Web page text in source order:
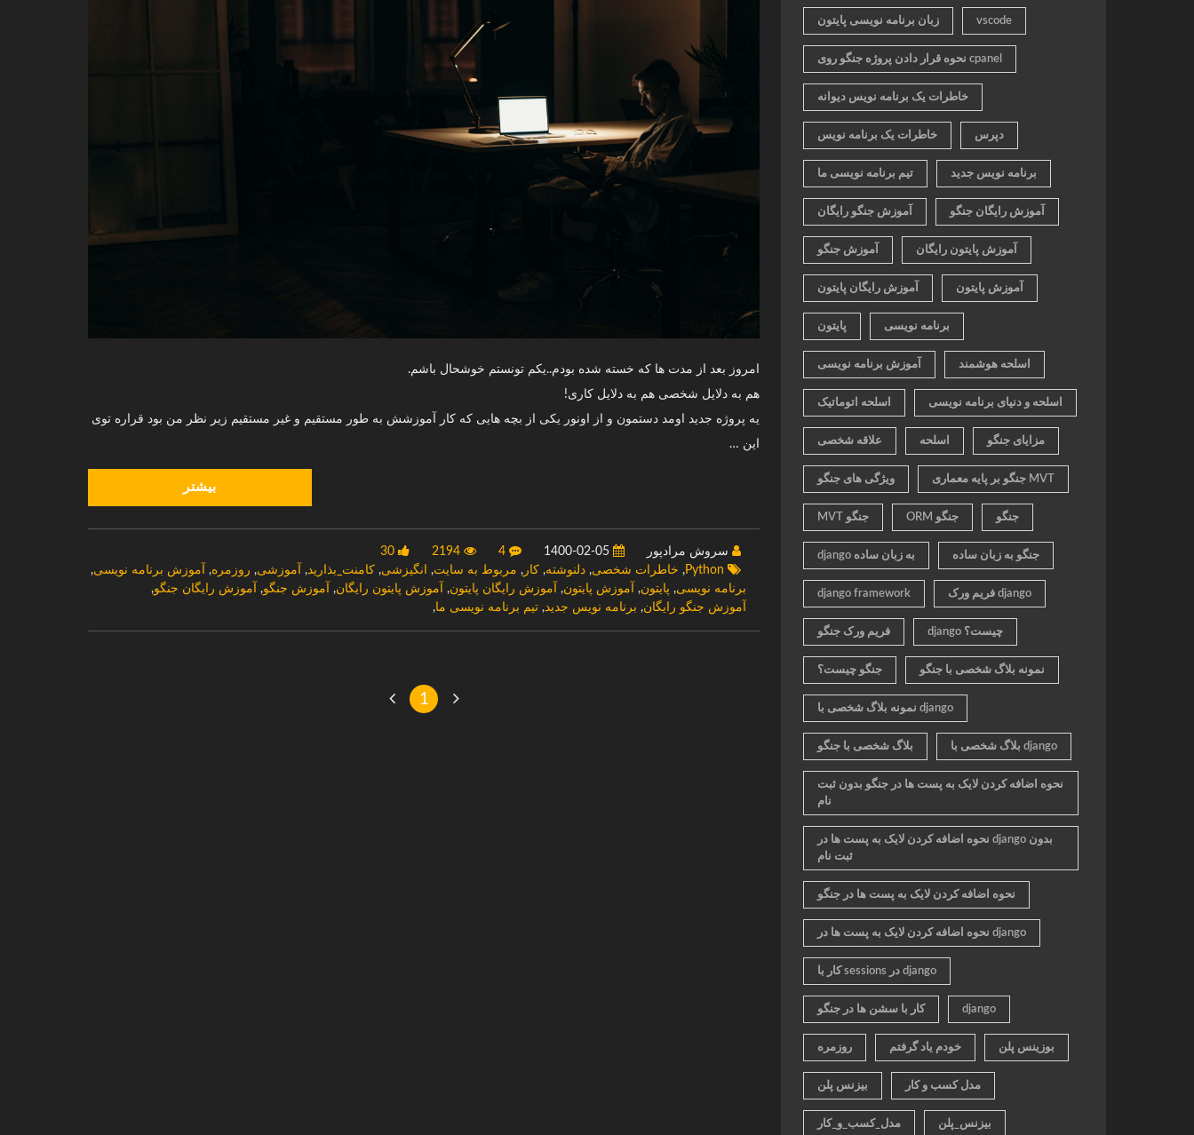
امروز بعد از مدت ها که خسته شده بودم..یکم تونستم خوشحال باشم.
هم به دلایل شخصی هم به دلایل کاری!
یه پروژه جدید اومد دستمون و از اونور یکی از بچه هایی که کار آموزشش به طور مستقیم و غیر مستقیم زیر نظر من بود قراره توی
این …
بیشتر
سروش مرادپور 4
2194
30
Python
, خاطرات شخصی, دلنوشته, کار , مربوط به سایت, انگیزشی, کامنت_بذارید, آموزشی, روزمره, آموزش برنامه نویسی,
برنامه نویسی, پایتون, آموزش پایتون, آموزش رایگان پایتون, آموزش پایتون رایگان, آموزش جنگو, آموزش رایگان جنگو,
آموزش جنگو رایگان, برنامه نویس جدید, تیم برنامه نویسی ما,
1
زبان برنامه نویسی پایتون vscode
نحوه قرار دادن پروژه جنگو روی cpanel
خاطرات یک برنامه نویس دیوانه
خاطرات یک برنامه نویس دپرس
تیم برنامه نویسی ما برنامه نویس جدید
آموزش جنگو رایگان آموزش رایگان جنگو
آموزش جنگو آموزش پایتون رایگان
آموزش رایگان پایتون آموزش پایتون
پایتون برنامه نویسی
آموزش برنامه نویسی اسلحه هوشمند
اسلحه اتوماتیک اسلحه و دنیای برنامه نویسی
علاقه شخصی اسلحه مزایای جنگو
ویژگی های جنگو جنگو بر پایه معماری MVT
MVT جنگو ORM جنگو جنگو
django به زبان ساده جنگو به زبان ساده
django framework فریم ورک django
فریم ورک جنگو django چیست؟
جنگو چیست؟ نمونه بلاگ شخصی با جنگو
نمونه بلاگ شخصی با django
بلاگ شخصی با جنگو بلاگ شخصی با django
نحوه اضافه کردن لایک به پست ها در جنگو بدون ثبت
نام
نحوه اضافه کردن لایک به پست ها در django بدون
ثبت نام
نحوه اضافه کردن لایک به پست ها در جنگو
نحوه اضافه کردن لایک به پست ها در django
کار با sessions در django
کار با سشن ها در جنگو django
روزمره خودم یاد گرفتم بوزینس پلن
بیزنس پلن مدل کسب و کار
مدل_کسب_و_کار بیزنس_پلن